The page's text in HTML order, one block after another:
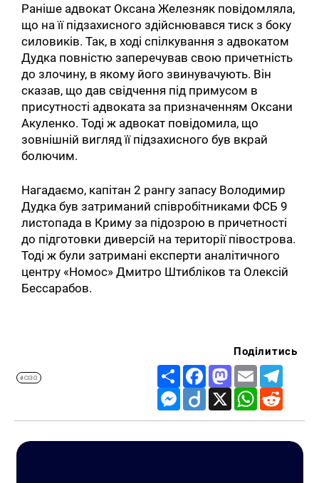
Раніше адвокат Оксана Железняк повідомляла,
що на її підзахисного здійснювався тиск з боку
силовиків. Так, в ході спілкування з адвокатом
Дудка повністю заперечував свою причетність
до злочину, в якому його звинувачують. Він
сказав, що дав свідчення під примусом в
присутності адвоката за призначенням Оксани
Акуленко. Тоді ж адвокат повідомила, що
зовнішній вигляд її підзахисного був вкрай
болючим.
Нагадаємо, капітан 2 рангу запасу Володимир
Дудка був затриманий співробітниками ФСБ 9
листопада в Криму за підозрою в причетності
до підготовки диверсій на території півострова.
Тоді ж були затримані експерти аналітичного
центру «Номос» Дмитро Штибліков та Олексій
Бессарабов.
#СІЗО
Поділитись
Share FacebookMastodon
Email
Messenger
Diigo X WhatsApp